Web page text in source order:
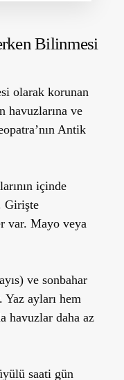
Bilinmesi
olarak korunan
havuzlarına ve
Antik
içinde
Girişte
var. Mayo veya
ve sonbahar
ayları hem
havuzlar daha az
saati gün